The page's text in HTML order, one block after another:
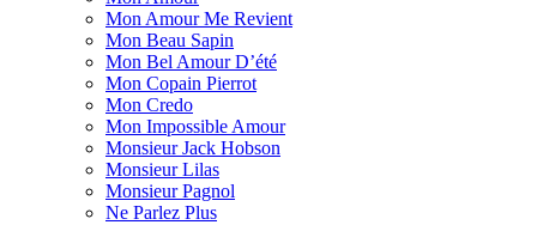
Mon Amour Me Revient
Mon Beau Sapin
Mon Bel Amour D’été
Mon Copain Pierrot
Mon Credo
Mon Impossible Amour
Monsieur Jack Hobson
Monsieur Lilas
Monsieur Pagnol
Ne Parlez Plus